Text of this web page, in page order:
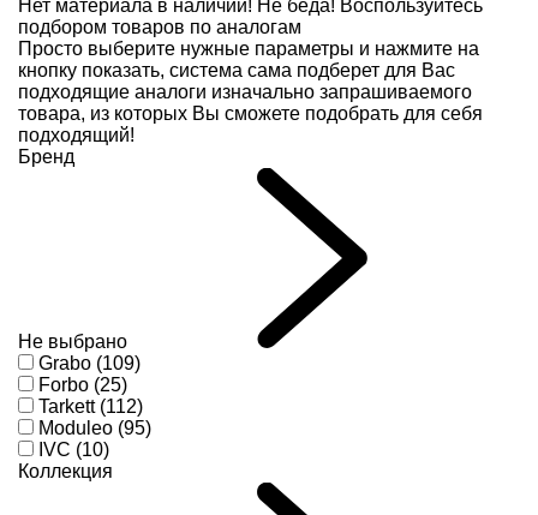
Нет материала в наличии! Не беда! Воспользуйтесь
подбором товаров по аналогам
Просто выберите нужные параметры и нажмите на
кнопку показать, система сама подберет для Вас
подходящие аналоги изначально запрашиваемого
товара, из которых Вы сможете подобрать для себя
подходящий!
Бренд
Не выбрано
Grabo (109)
Forbo (25)
Tarkett (112)
Moduleo (95)
IVC (10)
Коллекция